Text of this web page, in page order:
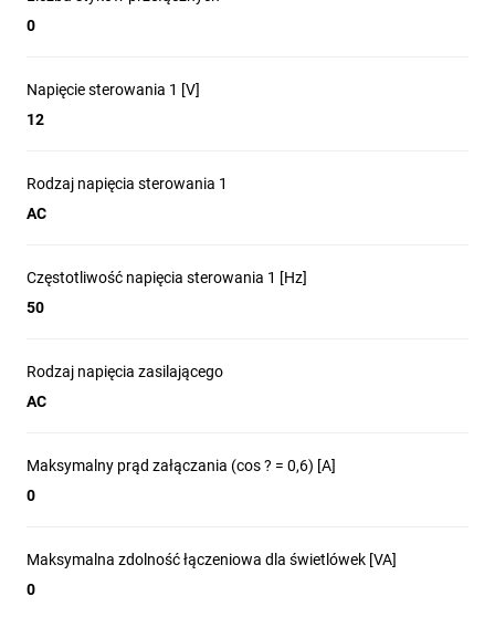
0
Napięcie sterowania 1 [V]
12
Rodzaj napięcia sterowania 1
AC
Częstotliwość napięcia sterowania 1 [Hz]
50
Rodzaj napięcia zasilającego
AC
Maksymalny prąd załączania (cos ? = 0,6) [A]
0
Maksymalna zdolność łączeniowa dla świetlówek [VA]
0